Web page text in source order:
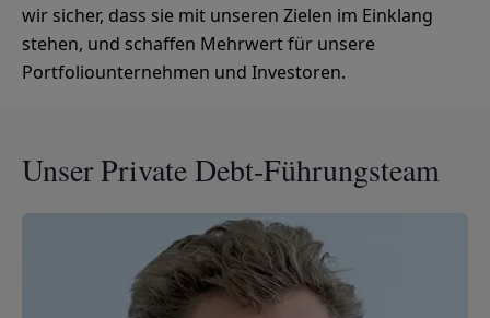
wir sicher, dass sie mit unseren Zielen im Einklang
stehen, und schaffen Mehrwert für unsere
Portfoliounternehmen und Investoren.
Unser Private Debt-Führungsteam